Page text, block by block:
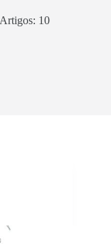
Artigos: 10